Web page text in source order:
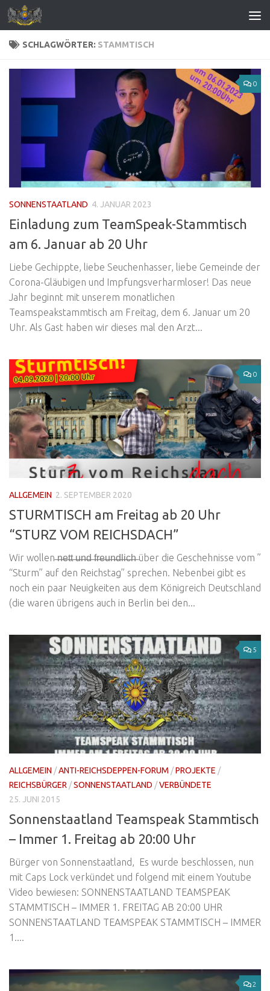
Zum Inhalt springen
SCHLAGWÖRTER: STAMMTISCH
0
SONNENSTAATLAND 4. JANUAR 2023
Einladung zum TeamSpeak-Stammtisch
am 6. Januar ab 20 Uhr
Liebe Gechippte, liebe Seuchenhasser, liebe Gemeinde der
Corona-Gläubigen und Impfungsverharmloser! Das neue
Jahr beginnt mit unserem monatlichen
Teamspeakstammtisch am Freitag, dem 6. Januar um 20
Uhr. Als Gast haben wir dieses mal den Arzt...
0
ALLGEMEIN 2. SEPTEMBER 2020
STURMTISCH am Freitag ab 20 Uhr
“STURZ VOM REICHSDACH”
Wir wollen ̶n̶̶e̶̶t̶̶t̶̶ ̶̶u̶̶n̶̶d̶̶ ̶̶f̶̶r̶̶e̶̶u̶̶n̶̶d̶̶l̶̶i̶̶c̶̶h̶ über die Geschehnisse vom ”
“Sturm” auf den Reichstag” sprechen. Nebenbei gibt es
noch ein paar Neuigkeiten aus dem Königreich Deutschland
(die waren übrigens auch in Berlin bei den...
5
ALLGEMEIN /ANTI-REICHSDEPPEN-FORUM /PROJEKTE /
REICHSBÜRGER /SONNENSTAATLAND /VERBÜNDETE
25. JUNI 2015
Sonnenstaatland Teamspeak Stammtisch
– Immer 1. Freitag ab 20:00 Uhr
Bürger von Sonnenstaatland, Es wurde beschlossen, nun
mit Caps Lock verkündet und folgend mit einem Youtube
Video bewiesen: SONNENSTAATLAND TEAMSPEAK
STAMMTISCH – IMMER 1. FREITAG AB 20:00 UHR
SONNENSTAATLAND TEAMSPEAK STAMMTISCH – IMMER
1....
2